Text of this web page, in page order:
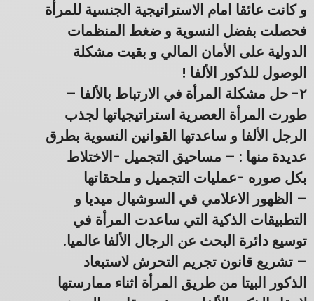
و كانت عائقا امام الاستراتيجية الجنسية للمرأة
فحصلت بفضل النسوية و ضغط المنظمات
الدولية على الأمان المالي و بقيت مشكلة
الوصول للذكور الألفا !
٢- حل مشكلة المرأة في الارتباط بالألفا –
طورت المرأة العصرية استراتيجياتها لجذب
الرجل الألفا و ساعدتها القوانين النسوية بطرق
عديدة منها : – مساحيق التجميل -الاختلاط
بكل صوره -عمليات التجميل و ملحقاتها
– الظهور الاعلامي في السوشيال ميديا و
التطبيقات الذكية التي ساعدت المرأة في
توسيع دائرة البحث عن الرجال الألفا عالميا.
– تشريع قانون تجريم التحرش لاستبعاد
الذكور البيتا من طريق المرأة اثناء ممارستها